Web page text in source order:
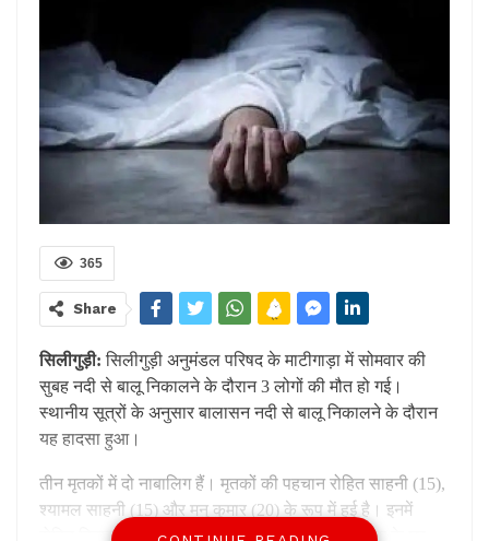
365
Share
सिलीगुड़ी: सिलीगुड़ी अनुमंडल परिषद के माटीगाड़ा में सोमवार की
सुबह नदी से बालू निकालने के दौरान3लोगों की मौत हो गई।
स्थानीय सूत्रों के अनुसार बालासन नदी से बालू निकालने के दौरान
यह हादसा हुआ।
तीन मृतकों में दो नाबालिग हैं। मृतकों की पहचान रोहित साहनी (15),
श्यामल साहनी (15) और मनु कुमार (20) के रूप में हुई है। इनमें
रोहित बिहार के सीतामढ़ी का रहने वाला है। वह अपने दादा के घर